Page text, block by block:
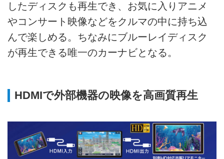
したディスクも再生でき、お気に入りアニメ
やコンサート映像などをクルマの中に持ち込
んで楽しめる。ちなみにブルーレイディスク
が再生できる唯一のカーナビとなる。
HDMIで外部機器の映像を高画質再生